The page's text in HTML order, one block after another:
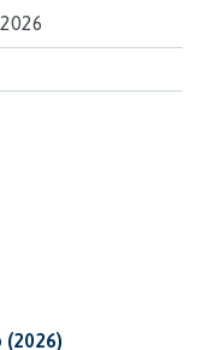
(2026)